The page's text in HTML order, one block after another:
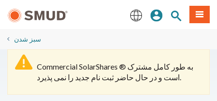
اصلی
ورودسایتمنو
سبز شدن
Commercial SolarShares ® به طور کامل مشترک
است و در حال حاضر ثبت نام جدید را نمی پذیرد.